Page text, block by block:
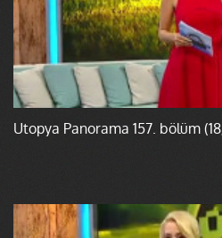
Ütopya Panorama 157. bölüm